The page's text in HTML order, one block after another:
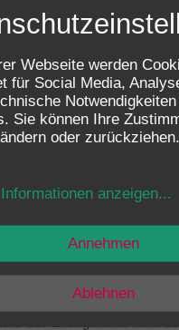
mit Eitelkeit zu tun.
wenn die Sitzplätze
entschieden wurden.
Rat: Setze dich besser
vorsichtshalber den
es merkt, wird er
lassen. Das wird für dich vor
du am untersten Ende
„Wer sich selbst
so aufbauen? Musst du
um höher zu kommen?
Webseite werden
für Social Media,
Notwendigkeiten
Sie können Ihre
oder zurückziehen.
anzeigen...
Ablehnen
Annehmen